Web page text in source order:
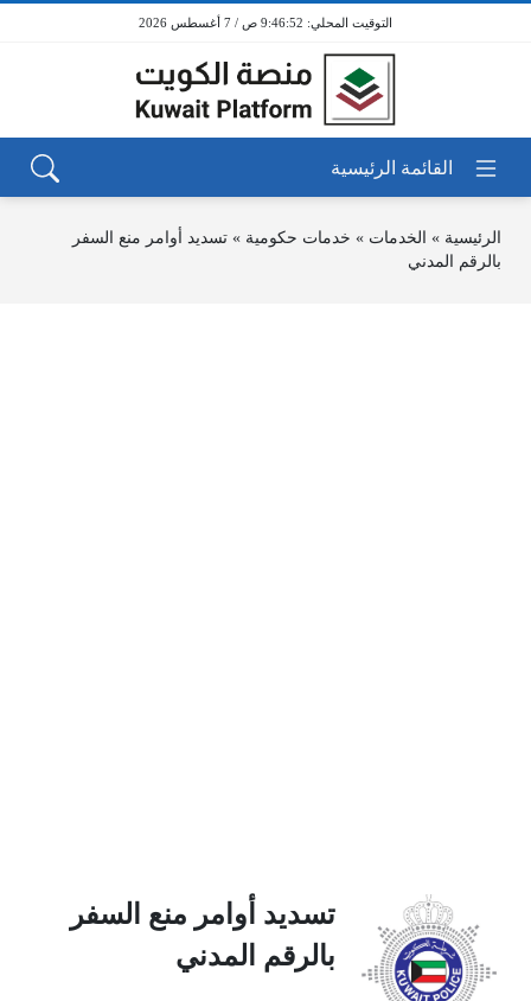
9:46:52 ص / 7 أغسطس 2026
الرئيسية » الخدمات » خدمات حكومية » تسديد أوامر منع السفر
بالرقم المدني
تسديد أوامر منع السفر
بالرقم المدني